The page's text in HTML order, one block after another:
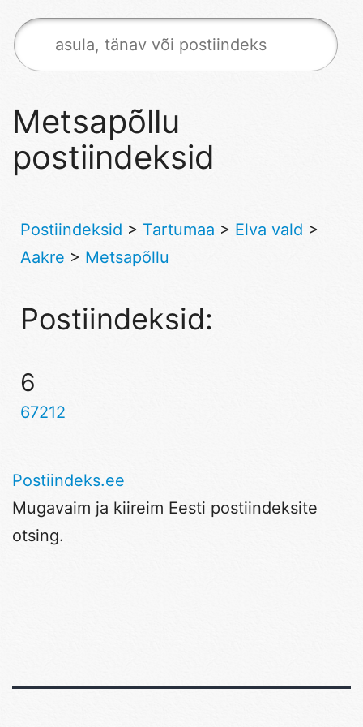
Metsapõllu
postiindeksid
Postiindeksid > Tartumaa > Elva vald >
Aakre > Metsapõllu
Postiindeksid:
6
67212
Postiindeks.ee
Mugavaim ja kiireim Eesti postiindeksite
otsing.